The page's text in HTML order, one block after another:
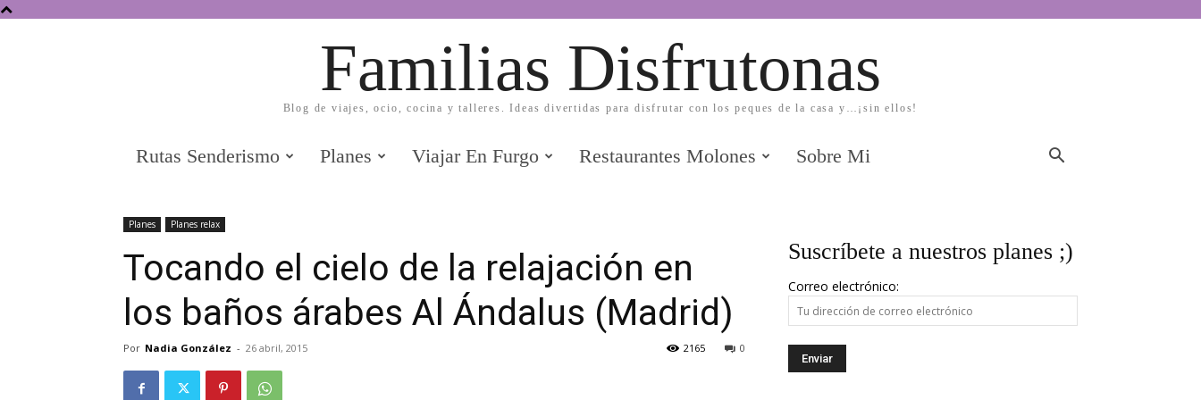
Familias Disfrutonas
Blog de viajes, ocio, cocina y talleres. Ideas divertidas para disfrutar con los peques de la casa y…¡sin ellos!
Rutas Senderismo Planes Viajar En Furgo Restaurantes Molones Sobre Mi
Planes Planes relax
Tocando el cielo de la relajación en
los baños árabes Al Ándalus (Madrid)
Por Nadia González - 26 abril, 2015 0
2165
Suscríbete a nuestros planes ;)
Correo electrónico: